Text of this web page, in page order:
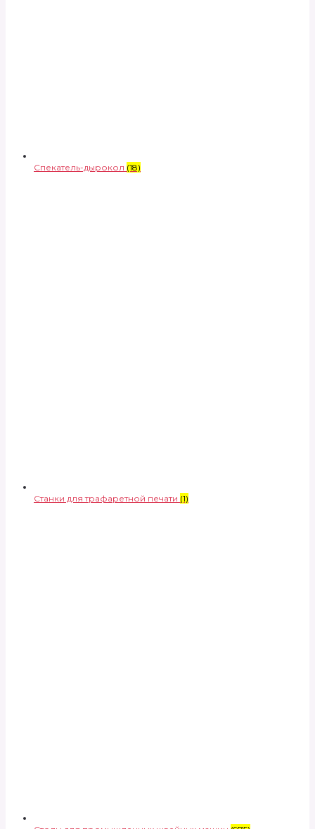
Спекатель-дырокол (18)
Станки для трафаретной печати (1)